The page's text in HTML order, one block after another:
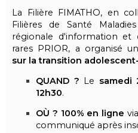
La Filière FIMATHO, en
Filières de Santé
régionale d'information et
rares PRIOR, a organisé un
sur la transition
QUAND ? Le samedi
12h30.
OÙ ? 100% en ligne
communiqué après